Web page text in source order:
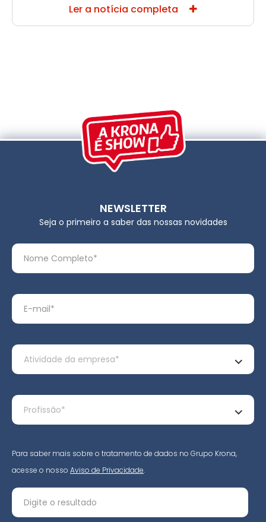
Ler a notícia completa
NEWSLETTER
Seja o primeiro a saber das nossas novidades
Para saber mais sobre o tratamento de dados no Grupo Krona,
acesse o nosso Aviso de Privacidade.